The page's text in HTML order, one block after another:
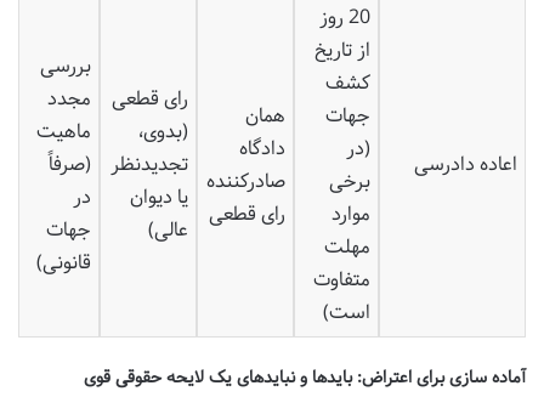
اعاده دادرسی
20 روز
از تاریخ
کشف
جهات
(در
برخی
موارد
مهلت
متفاوت
است)
همان
دادگاه
صادرکننده
رای قطعی
رای قطعی
(بدوی،
تجدیدنظر
یا دیوان
عالی)
بررسی
مجدد
ماهیت
(صرفاً
در
جهات
قانونی)
آماده سازی برای اعتراض: بایدها و نبایدهای یک لایحه حقوقی قوی